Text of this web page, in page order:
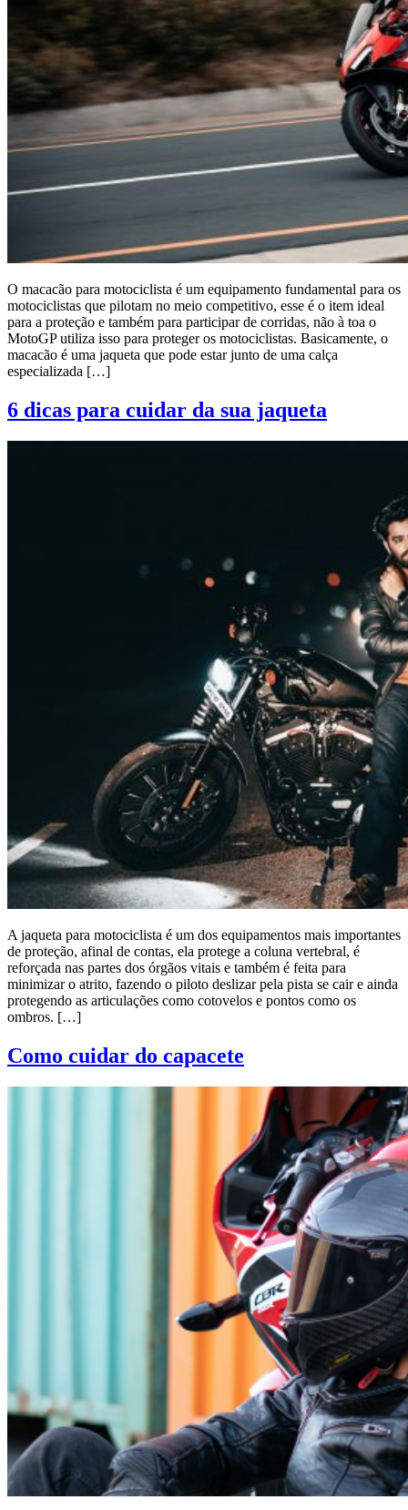
O macacão para motociclista é um equipamento fundamental para os
motociclistas que pilotam no meio competitivo, esse é o item ideal
para a proteção e também para participar de corridas, não à toa o
MotoGP utiliza isso para proteger os motociclistas. Basicamente, o
macacão é uma jaqueta que pode estar junto de uma calça
especializada […]
6 dicas para cuidar da sua jaqueta
A jaqueta para motociclista é um dos equipamentos mais importantes
de proteção, afinal de contas, ela protege a coluna vertebral, é
reforçada nas partes dos órgãos vitais e também é feita para
minimizar o atrito, fazendo o piloto deslizar pela pista se cair e ainda
protegendo as articulações como cotovelos e pontos como os
ombros. […]
Como cuidar do capacete